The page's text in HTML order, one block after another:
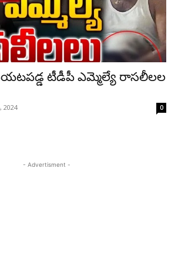
టీడీపీ ఎమ్మెల్యే రాసలీలల
2024 0
- Advertisment -